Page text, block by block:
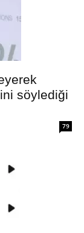
söylediği
79